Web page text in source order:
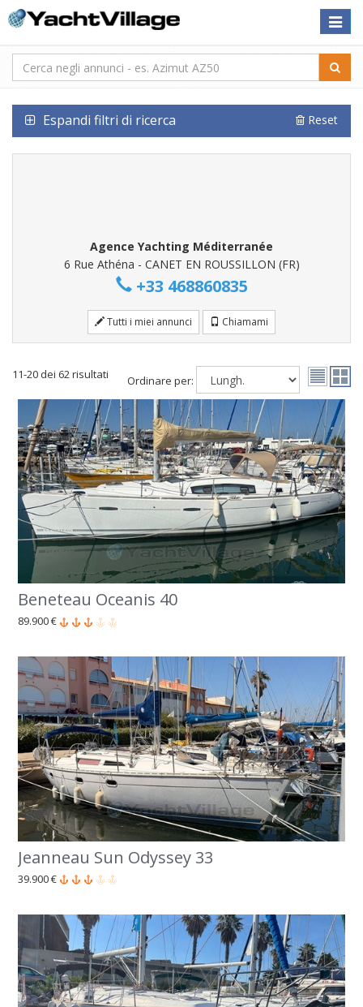
Toggle
Espandi filtri di ricerca Reset
Agence Yachting Méditerranée
6 Rue Athéna - CANET EN ROUSSILLON (FR)
+33 468860835
Tutti i miei annunci Chiamami
11-20 dei 62 risultati Ordinare per:
Beneteau Oceanis 40
89.900 €
Jeanneau Sun Odyssey 33
39.900 €